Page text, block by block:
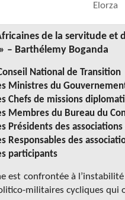
Elorza
de la servitude et
– Barthélemy Boganda
National de Transition
Ministres du
Chefs de missions
Membres du Bureau du
Présidents des
Responsables des
participants
est confrontée à
militaires cycliques